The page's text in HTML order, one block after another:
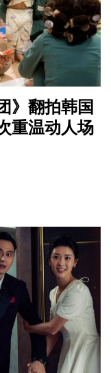
》翻拍韩国
重温动人场